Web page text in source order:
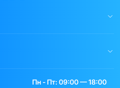
Пн - Пт: 09:00 — 18:00